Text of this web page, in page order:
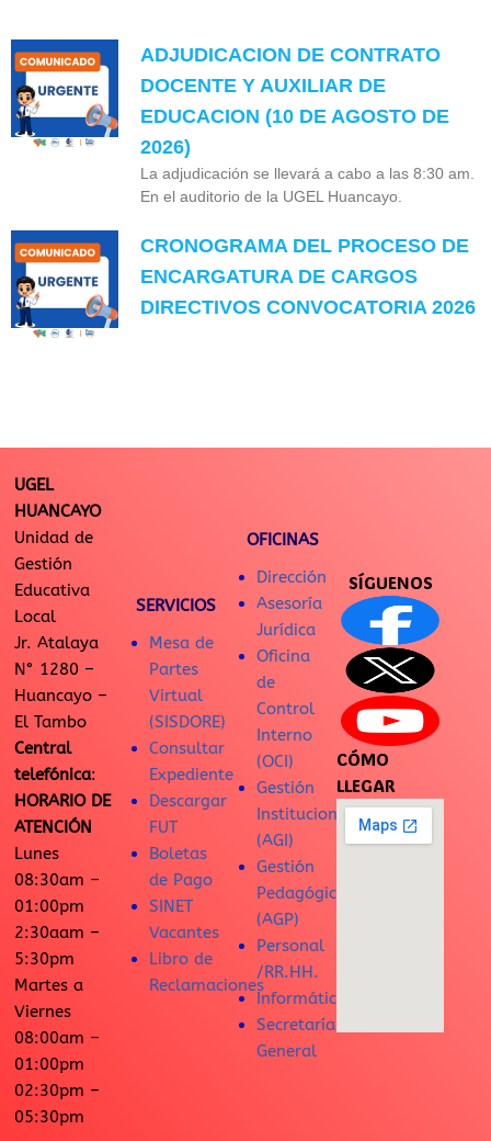
ADJUDICACION DE CONTRATO
DOCENTE Y AUXILIAR DE
EDUCACION (10 DE AGOSTO DE
2026)
La adjudicación se llevará a cabo a las 8:30 am.
En el auditorio de la UGEL Huancayo.
CRONOGRAMA DEL PROCESO DE
ENCARGATURA DE CARGOS
DIRECTIVOS CONVOCATORIA 2026
UGEL
HUANCAYO
Unidad de
Gestión
Educativa
Local
Jr. Atalaya
N° 1280 –
Huancayo –
El Tambo
Central
telefónica:
HORARIO DE
ATENCIÓN
Lunes
08:30am –
01:00pm
2:30aam –
5:30pm
Martes a
Viernes
08:00am –
01:00pm
02:30pm –
05:30pm
SERVICIOS
Mesa de
Partes
Virtual
(SISDORE)
Consultar
Expediente
Descargar
FUT
Boletas
de Pago
SINET
Vacantes
Libro de
Reclamaciones
OFICINAS
Dirección
Asesoría
Jurídica
Oficina
de
Control
Interno
(OCI)
Gestión
Institucional
(AGI)
Gestión
Pedagógica
(AGP)
Personal
/RR.HH.
Informática
Secretaría
General
SÍGUENOS
CÓMO
LLEGAR